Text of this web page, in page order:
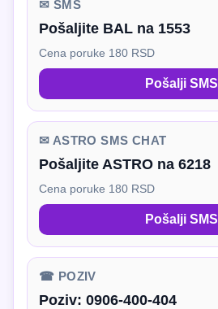
✉ SMS
Pošaljite BAL na 1553
Cena poruke 180 RSD
Pošalji SMS
✉ ASTRO SMS CHAT
Pošaljite ASTRO na 6218
Cena poruke 180 RSD
Pošalji SMS
☎ POZIV
Poziv: 0906-400-404